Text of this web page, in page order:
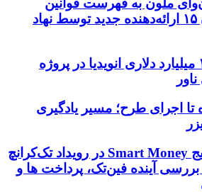
ملون به فهرست قوانین
MiCA؛ افزودن ۱۵ ارائه‌دهنده جدید توسط نهاد
سرمایه‌گذاری ۱ میلیارد دلاری انویدیا در پروژه
تا اجرای طرح؛ مسیر یادگیری
رونمایی از استیج Smart Money در رویداد تک‌کرانچ
۲۰۲۶؛ بررسی آینده فین‌تک، پرداخت‌ ها و